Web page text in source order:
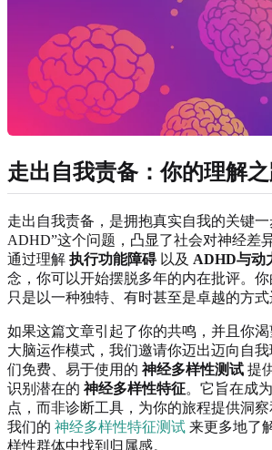
走出自我责备：你的理解
走出自我责备，是拥抱真实自我的关键
ADHD”这个问题，凸显了社会对神经差
通过理解 执行功能障碍以及 ADHD与动
念，你可以开始摆脱多年的内在批评。
只是以一种独特、有时甚至是卓越的方式
如果这篇文章引起了你的共鸣，并且你
大脑运作模式，我们邀请你迈出迈向自
们免费、易于使用的 神经多样性测试 提
识别潜在的 神经多样性特征。它旨在成
点，而非诊断工具，为你的旅程提供洞
我们的 神经多样性特征测试 来更多地了
样性群体中找到归属感。